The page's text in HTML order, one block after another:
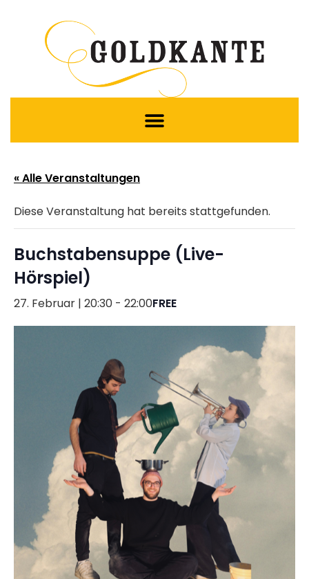
« Alle Veranstaltungen
Diese Veranstaltung hat bereits stattgefunden.
Buchstabensuppe (Live-
Hörspiel)
27. Februar | 20:30 - 22:00FREE